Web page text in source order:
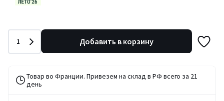
Количество
1 Добавить в корзину
Товар во Франции. Привезем на склад в РФ всего за 21
день